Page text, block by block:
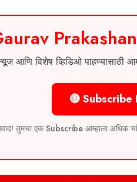
न्यूज आणि विशेष व्हिडिओ
🔴 Subscribe
तुमचा एक Subscribe आम्हाला अधिक